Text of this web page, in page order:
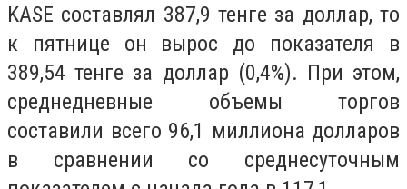
KASE составлял 387,9 тенге за доллар, то
к пятнице он вырос до показателя в
389,54 тенге за доллар (0,4%). При этом,
среднедневные объемы торгов
составили всего 96,1 миллиона долларов
в сравнении со среднесуточным